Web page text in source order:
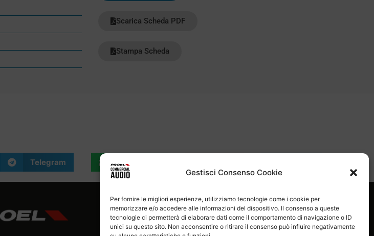
Gestisci Consenso Cookie
Per fornire le migliori esperienze, utilizziamo tecnologie come i cookie per
memorizzare e/o accedere alle informazioni del dispositivo. Il consenso a queste
tecnologie ci permetterà di elaborare dati come il comportamento di navigazione o ID
unici su questo sito. Non acconsentire o ritirare il consenso può influire negativamente
Scarica Scheda PDF
Stampa Scheda
Telegram WhatsApp